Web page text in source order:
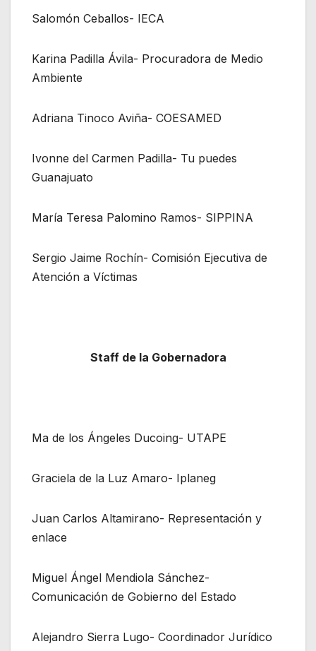
Salomón Ceballos- IECA
Karina Padilla Ávila- Procuradora de Medio
Ambiente
Adriana Tinoco Aviña- COESAMED
Ivonne del Carmen Padilla- Tu puedes
Guanajuato
María Teresa Palomino Ramos- SIPPINA
Sergio Jaime Rochín- Comisión Ejecutiva de
Atención a Víctimas
Staff de la Gobernadora
Ma de los Ángeles Ducoing- UTAPE
Graciela de la Luz Amaro- Iplaneg
Juan Carlos Altamirano- Representación y
enlace
Miguel Ángel Mendiola Sánchez-
Comunicación de Gobierno del Estado
Alejandro Sierra Lugo- Coordinador Jurídico